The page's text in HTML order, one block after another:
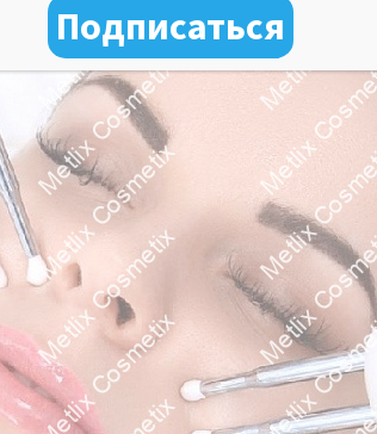
Подписаться